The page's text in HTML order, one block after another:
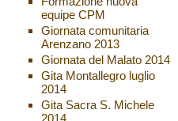
equipe CPM
Giornata comunitaria
Arenzano 2013
Giornata del Malato 2014
Gita Montallegro luglio
2014
Gita Sacra S. Michele
2014